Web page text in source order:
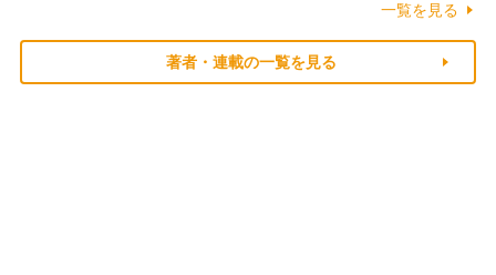
一覧を見る
著者・連載の一覧を見る